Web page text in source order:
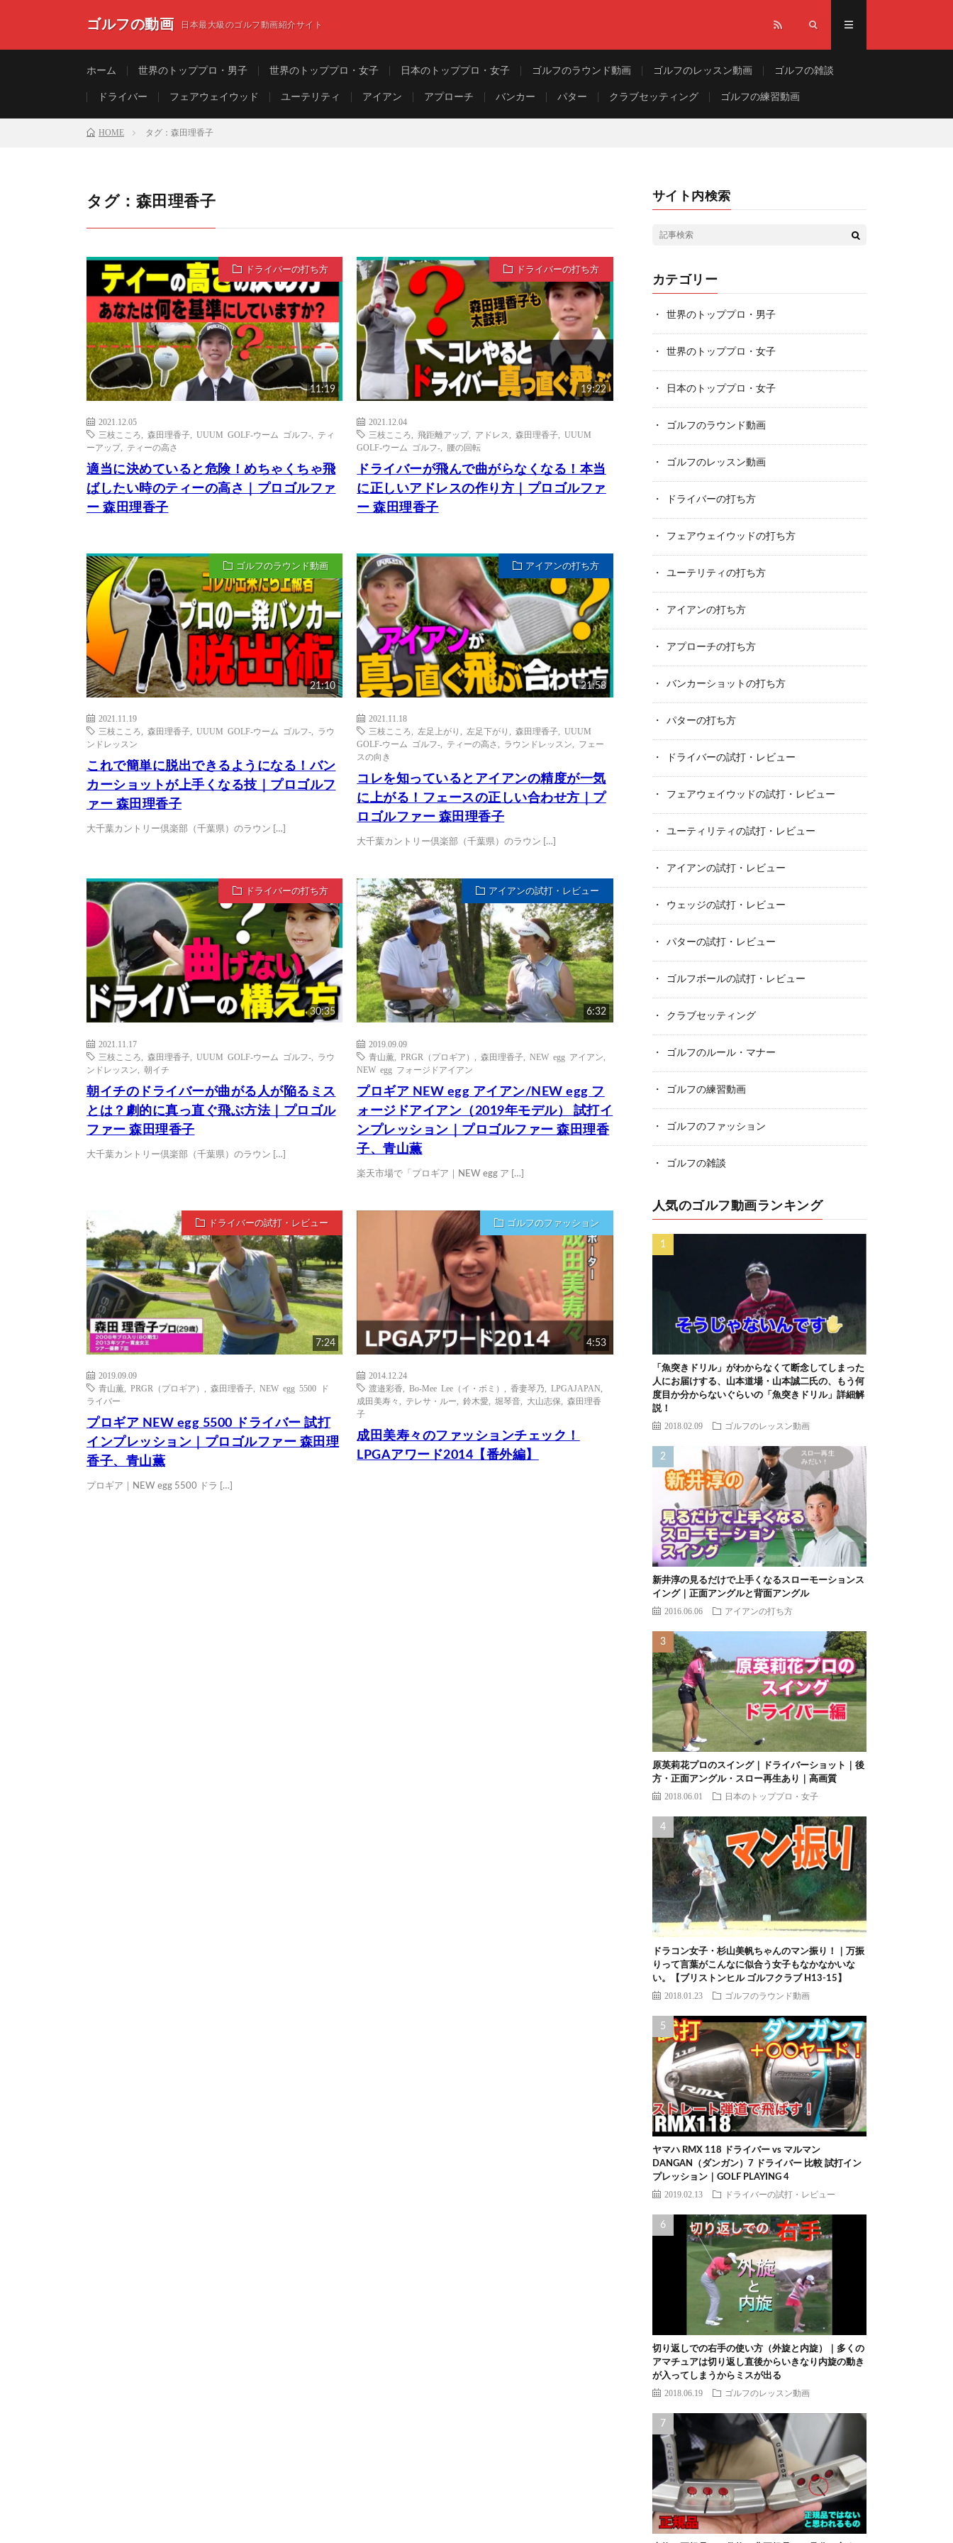
ゴルフの動画 日本最大級のゴルフ動画紹介サイト
ホーム 世界のトッププロ・男子 世界のトッププロ・女子 日本のトッププロ・女子 ゴルフのラウンド動画 ゴルフのレッスン動画 ゴルフの雑談
ドライバー フェアウェイウッド ユーテリティ アイアン アプローチ バンカー パター クラブセッティング ゴルフの練習動画
HOME タグ：森田理香子
タグ：森田理香子
ドライバーの打ち方
11:19
2021.12.05
三枝こころ
森田理香子 UUUM GOLF-ウーム ゴルフ-
ティ
ーアップ, ティーの高さ
適当に決めていると危険！めちゃくちゃ飛
ばしたい時のティーの高さ｜プロゴルファ
ー 森田理香子
ドライバーの打ち方
19:22
2021.12.04
三枝こころ
,飛距離アップ, アドレス ,森田理香子 ,UUUM
GOLF-ウーム ゴルフ-
腰の回転
ドライバーが飛んで曲がらなくなる！本当
に正しいアドレスの作り方｜プロゴルファ
ー 森田理香子
ゴルフのラウンド動画
21:10
2021.11.19
三枝こころ
森田理香子 UUUM GOLF-ウーム ゴルフ-
ラウ
ンドレッスン
これで簡単に脱出できるようになる！バン
カーショットが上手くなる技｜プロゴルフ
ァー 森田理香子
大千葉カントリー倶楽部（千葉県）のラウン […]
アイアンの打ち方
21:58
2021.11.18
三枝こころ
左足上がり 左足下がり ,森田理香子 ,UUUM
GOLF-ウーム ゴルフ-
ティーの高さ ラウンドレッスン
フェー
スの向き
コレを知っているとアイアンの精度が一気
に上がる！フェースの正しい合わせ方｜プ
ロゴルファー 森田理香子
大千葉カントリー倶楽部（千葉県）のラウン […]
ドライバーの打ち方
30:35
2021.11.17
三枝こころ
森田理香子 UUUM GOLF-ウーム ゴルフ-
ラウ
ンドレッスン
朝イチ
朝イチのドライバーが曲がる人が陥るミス
とは？劇的に真っ直ぐ飛ぶ方法｜プロゴル
ファー 森田理香子
大千葉カントリー倶楽部（千葉県）のラウン […]
アイアンの試打・レビュー
6:32
2019.09.09
青山薫 ,PRGR（プロギア） ,森田理香子 ,NEW egg アイアン
NEW egg フォージドアイアン
プロギア NEW egg アイアン/NEW egg フ
ォージドアイアン（2019年モデル） 試打イ
ンプレッション｜プロゴルファー 森田理香
子、青山薫
楽天市場で「プロギア｜NEW egg ア […]
ドライバーの試打・レビュー
7:24
2019.09.09
青山薫
PRGR（プロギア） 森田理香子
NEW egg 5500 ド
ライバー
プロギア NEW egg 5500 ドライバー 試打
インプレッション｜プロゴルファー 森田理
香子、青山薫
プロギア｜NEW egg 5500 ドラ […]
ゴルフのファッション
4:53
2014.12.24
渡邉彩香
,Bo-Mee Lee（イ・ボミ） ,香妻琴乃 ,LPGAJAPAN
成田美寿々
テレサ・ルー ,鈴木愛 ,堀琴音 大山志保 ,森田理香
子
成田美寿々のファッションチェック！
LPGAアワード2014【番外編】
サイト内検索
カテゴリー
世界のトッププロ・男子
世界のトッププロ・女子
日本のトッププロ・女子
ゴルフのラウンド動画
ゴルフのレッスン動画
ドライバーの打ち方
フェアウェイウッドの打ち方
ユーテリティの打ち方
アイアンの打ち方
アプローチの打ち方
バンカーショットの打ち方
パターの打ち方
ドライバーの試打・レビュー
フェアウェイウッドの試打・レビュー
ユーティリティの試打・レビュー
アイアンの試打・レビュー
ウェッジの試打・レビュー
パターの試打・レビュー
ゴルフボールの試打・レビュー
クラブセッティング
ゴルフのルール・マナー
ゴルフの練習動画
ゴルフのファッション
ゴルフの雑談
人気のゴルフ動画ランキング
「魚突きドリル」がわからなくて断念してしまった
人にお届けする、山本道場・山本誠二氏の、もう何
度目か分からないぐらいの「魚突きドリル」詳細解
説！
2018.02.09 ゴルフのレッスン動画
新井淳の見るだけで上手くなるスローモーションス
イング｜正面アングルと背面アングル
2016.06.06 アイアンの打ち方
原英莉花プロのスイング｜ドライバーショット｜後
方・正面アングル・スロー再生あり｜高画質
2018.06.01 日本のトッププロ・女子
ドラコン女子・杉山美帆ちゃんのマン振り！｜万振
りって言葉がこんなに似合う女子もなかなかいな
い。【ブリストンヒル ゴルフクラブ H13-15】
2018.01.23 ゴルフのラウンド動画
ヤマハ RMX 118 ドライバー vs マルマン
DANGAN（ダンガン）7 ドライバー 比較 試打イン
プレッション｜GOLF PLAYING 4
2019.02.13 ドライバーの試打・レビュー
切り返しでの右手の使い方（外旋と内旋）｜多くの
アマチュアは切り返し直後からいきなり内旋の動き
が入ってしまうからミスが出る
2018.06.19 ゴルフのレッスン動画